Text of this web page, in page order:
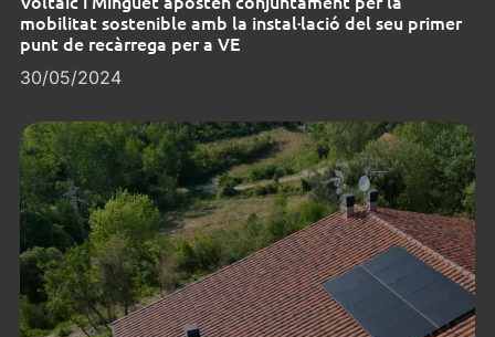
mobilitat sostenible amb la instal·lació del seu primer
punt de recàrrega per a VE
30/05/2024